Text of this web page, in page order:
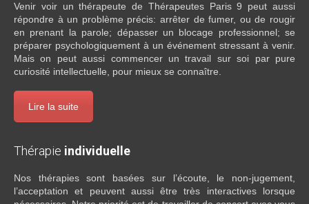
Venir voir un thérapeute de Thérapeutes Paris 9 peut aussi
répondre à un problème précis: arrêter de fumer, ou de rougir
en prenant la parole; dépasser un blocage professionnel; se
préparer psychologiquement à un événement stressant à venir.
Mais on peut aussi commencer un travail sur soi par pure
curiosité intellectuelle, pour mieux se connaître.
Lire la suite
Thérapie individuelle
Nos thérapies sont basées sur l’écoute, le non-jugement,
l’acceptation et peuvent aussi être très interactives lorsque